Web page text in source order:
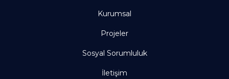
Kurumsal
Projeler
Sosyal Sorumluluk
İletişim